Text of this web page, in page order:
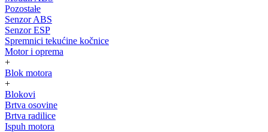
Pozostałe
Senzor ABS
Senzor ESP
Spremnici tekućine kočnice
Motor i oprema
+
Blok motora
+
Blokovi
Brtva osovine
Brtva radilice
Ispuh motora